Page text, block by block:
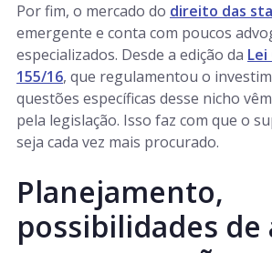
Por fim, o mercado do direito das
emergente e conta com poucos
especializados. Desde a edição da
155/16, que regulamentou o
questões específicas desse nicho
pela legislação. Isso faz com que o
seja cada vez mais procurado.
Planejamento,
possibilidades de